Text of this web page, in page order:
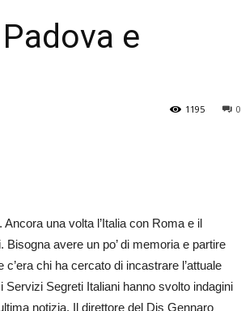
Veneto
e
0
1195
una volta l’Italia con Roma e il
avere un po’ di memoria e partire
chi ha cercato di incastrare l’attuale
Segreti Italiani hanno svolto indagini
notizia. Il direttore del Dis Gennaro